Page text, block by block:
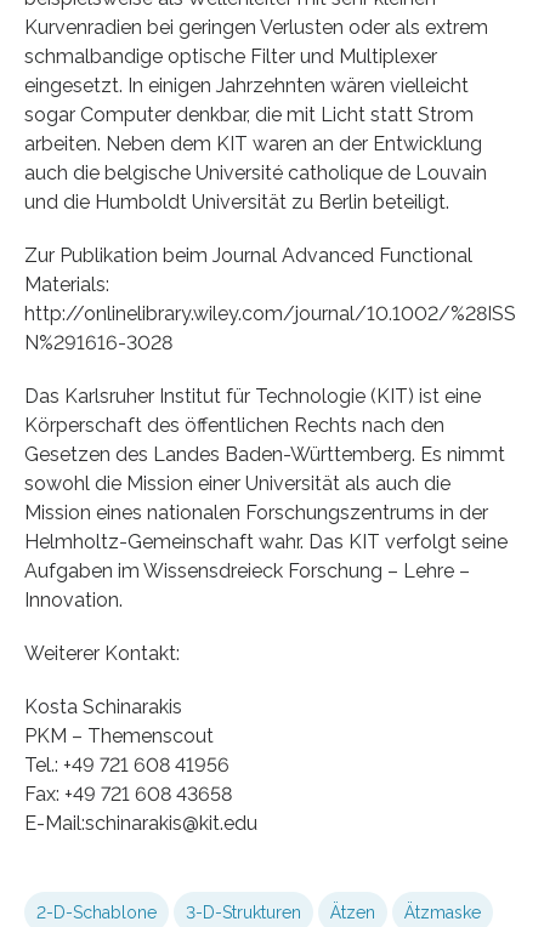
Kurvenradien bei geringen Verlusten oder als extrem
schmalbandige optische Filter und Multiplexer
eingesetzt. In einigen Jahrzehnten wären vielleicht
sogar Computer denkbar, die mit Licht statt Strom
arbeiten. Neben dem KIT waren an der Entwicklung
auch die belgische Université catholique de Louvain
und die Humboldt Universität zu Berlin beteiligt.
Zur Publikation beim Journal Advanced Functional
Materials:
http://onlinelibrary.wiley.com/journal/10.1002/%28ISS
N%291616-3028
Das Karlsruher Institut für Technologie (KIT) ist eine
Körperschaft des öffentlichen Rechts nach den
Gesetzen des Landes Baden-Württemberg. Es nimmt
sowohl die Mission einer Universität als auch die
Mission eines nationalen Forschungszentrums in der
Helmholtz-Gemeinschaft wahr. Das KIT verfolgt seine
Aufgaben im Wissensdreieck Forschung – Lehre –
Innovation.
Weiterer Kontakt:
Kosta Schinarakis
PKM – Themenscout
Tel.: +49 721 608 41956
Fax: +49 721 608 43658
E-Mail:schinarakis@kit.edu
2-D-Schablone 3-D-Strukturen Ätzen Ätzmaske